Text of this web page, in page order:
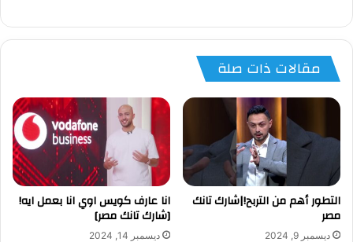
مقالات ذات صلة
التطور أهم من التربح!|شارك تانك
مصر
ديسمبر 9, 2024
انا عارف كويس اوي انا بعمل ايه!
[شارك تانك مصر]
ديسمبر 14, 2024